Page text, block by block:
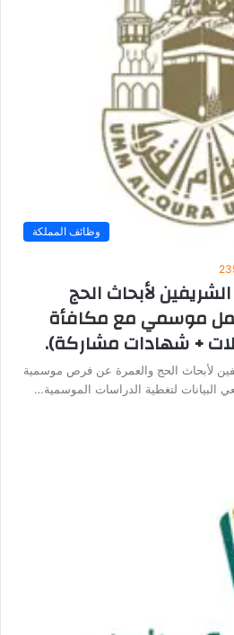
وظائف المملكة
لأبحاث الحج
موسمي مع مكافأة
+ شهادات مشاركة).
لأبحاث الحج والعمرة عن فرص موسمية
لتغطية الدراسات الموسمية…